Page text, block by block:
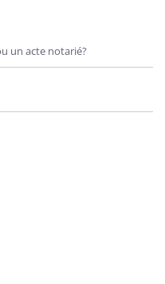
un acte notarié?